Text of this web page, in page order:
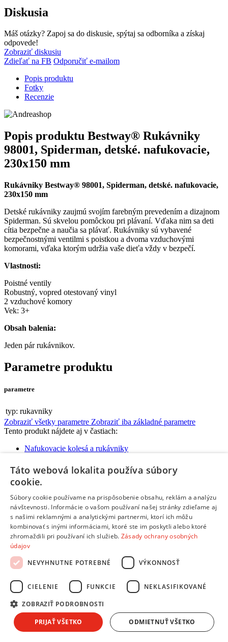
Diskusia
Máš otázky? Zapoj sa do diskusie, spýtaj sa odborníka a získaj
odpovede!
Zobraziť diskusiu
Zdieľať na FB Odporučiť e-mailom
Popis produktu
Fotky
Recenzie
Popis produktu Bestway® Rukávniky
98001, Spiderman, detské. nafukovacie,
230x150 mm
Rukávniky Bestway® 98001, Spiderman, detské. nafukovacie,
230x150 mm
Detské rukávniky zaujmú svojím farebným prevedením a dizajnom
Spiderman. Sú skvelou pomôckou pri plávaní. Vďaka nim sa deti
cítia bezpečne a naučia sa plávať. Rukávniky sú vybavené
bezpečnostnými ventilmi s poistkou a dvoma vzduchovými
komorami, vďaka ktorým udržia vaše dieťa vždy v bezpečí.
Vlastnosti:
Poistné ventily
Robustný, vopred otestovaný vinyl
2 vzduchové komory
Vek: 3+
Obsah balenia:
Jeden pár rukávnikov.
Parametre produktu
parametre
typ: rukavniky
Zobraziť všetky parametre Zobraziť iba základné parametre
Tento produkt nájdete aj v častiach:
Nafukovacie kolesá a rukávniky
Žiadne dostupné recenzie
Pridať hodnotenie
Hodnotenie produktu:Bestway® Rukávniky 98001, Spiderman,
detské. nafukovacie, 230x150 mm
Tvoj email:
Tvoje meno: *
Email nebude zverejnený
Ochrana osobných údajov
Polia označené hviezdičkou sú povinné
Hodnotenie:*
Odporúčal by si tento produkt svojim známym?*
Táto webová lokalita používa súbory
cookie.
Súbory cookie používame na prispôsobenie obsahu, reklám a analýzu
návštevnosti. Informácie o vašom používaní našej stránky zdieľame aj
s našimi reklamnými a analytickými partnermi, ktorí ich môžu
kombinovať s inými informáciami, ktoré ste im poskytli alebo ktoré
zhromaždili pri používaní ich služieb. Zásady ochrany osobných
údajov
NEVYHNUTNE POTREBNÉ
VÝKONNOSŤ
CIELENIE FUNKCIE NEKLASIFIKOVANÉ
ZOBRAZIŤ PODROBNOSTI
PRIJAŤ VŠETKO ODMIETNUŤ VŠETKO